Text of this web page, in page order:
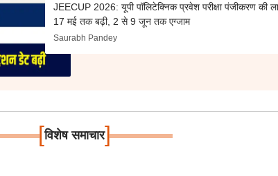
JEECUP 2026: यूपी पॉलिटेक्निक प्रवेश परीक्षा पंजीकरण की
17 मई तक बढ़ी, 2 से 9 जून तक एग्जाम
Saurabh Pandey
[विशेष समाचार]